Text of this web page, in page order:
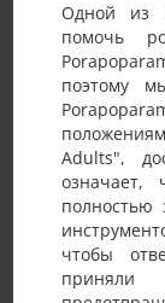
Одной из
помочь
поэтому
Adults",
означает,
полностью
чтобы
Фото
Имя на сайте
Возраст